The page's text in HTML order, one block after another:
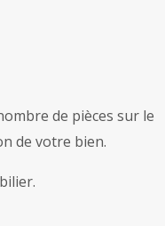
de pièces sur le
de votre bien.